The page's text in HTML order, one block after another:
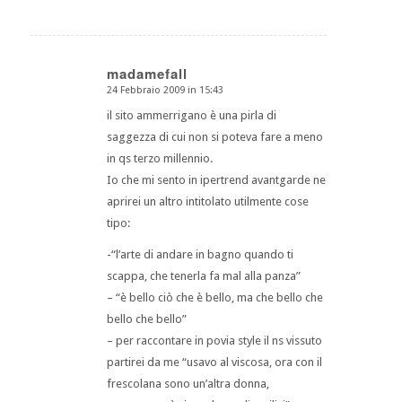
madamefall
dice:
24 Febbraio 2009 in 15:43
il sito ammerrigano è una pirla di
saggezza di cui non si poteva fare a meno
in qs terzo millennio.
Io che mi sento in ipertrend avantgarde ne
aprirei un altro intitolato utilmente cose
tipo:
-“l’arte di andare in bagno quando ti
scappa, che tenerla fa mal alla panza”
– “è bello ciò che è bello, ma che bello che
bello che bello”
– per raccontare in povia style il ns vissuto
partirei da me “usavo al viscosa, ora con il
frescolana sono un’altra donna,